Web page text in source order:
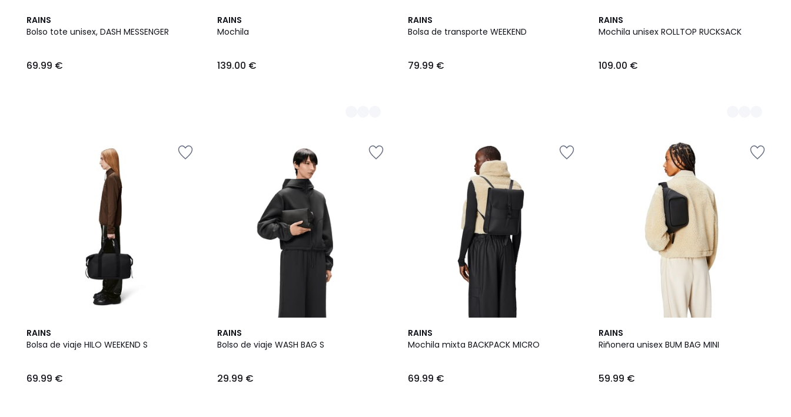
RAINS
Bolso tote unisex, DASH MESSENGER
69.99 €
RAINS
Mochila
139.00 €
3
Colores
RAINS
Bolsa de transporte WEEKEND
79.99 €
RAINS
Mochila unisex ROLLTOP RUCKSACK
109.00 €
3
Colores
RAINS
Bolsa de viaje HILO WEEKEND S
69.99 €
3
Colores
RAINS
Bolso de viaje WASH BAG S
29.99 €
RAINS
Mochila mixta BACKPACK MICRO
69.99 €
5
/
RAINS
Riñonera unisex BUM BAG MINI
59.99 €